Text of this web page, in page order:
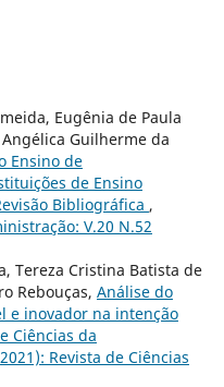
Eugênia de Paula
Guilherme da
Ensino de
de Ensino
Bibliográfica ,
V.20 N.52
Tereza Cristina Batista de
Rebouças, Análise do
e inovador na intenção
Ciências da
Revista de Ciências